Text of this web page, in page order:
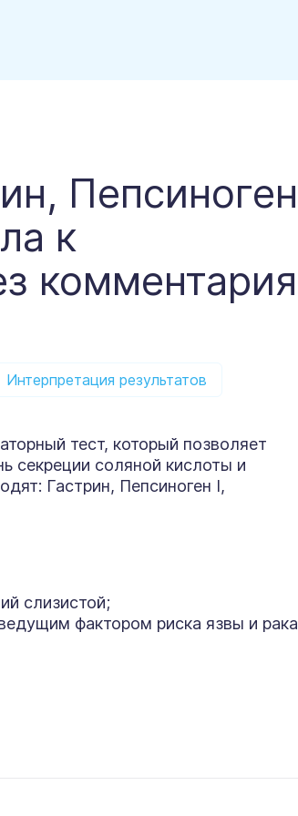
Пепсиноген
к
комментария
Интерпретация результатов
тест, который позволяет
секреции соляной кислоты и
Гастрин, Пепсиноген I,
слизистой;
фактором риска язвы и рака